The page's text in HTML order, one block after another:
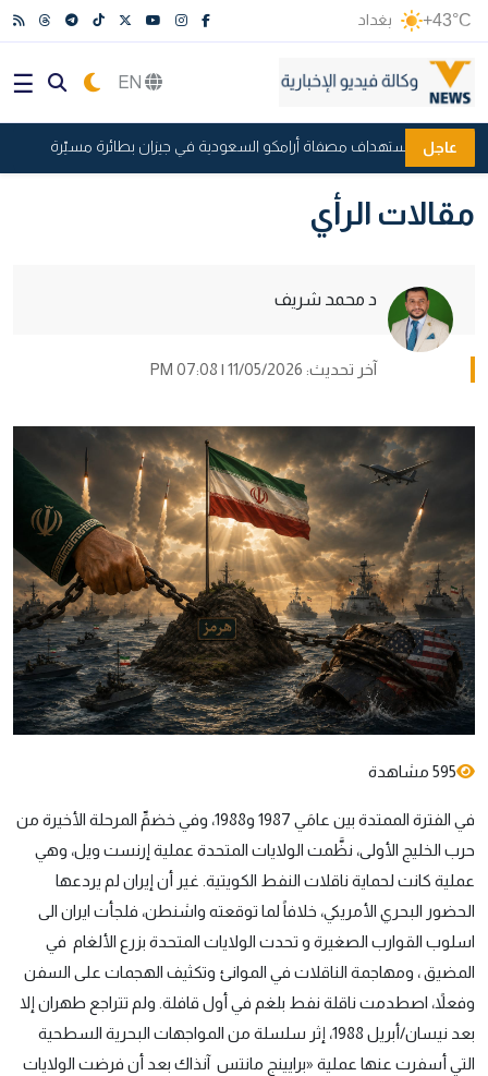
+43°C بغداد
عاجل
تعلن استهداف مصفاة أرامكو السعودية في جيزان بطائرة مسيّرة
مقالات الرأي
د محمد شريف
آخر تحديث: 11/05/2026 | 07:08 PM
595 مشاهدة
في الفترة الممتدة بين عامَي 1987 و1988، وفي خضمِّ المرحلة الأخيرة من
حرب الخليج الأولى، نظَّمت الولايات المتحدة عملية إرنست ويل، وهي
عملية كانت لحماية ناقلات النفط الكويتية. غير أن إيران لم يردعها
الحضور البحري الأمريكي، خلافاً لما توقعته واشنطن، فلجأت ايران الى
اسلوب القوارب الصغيرة و تحدت الولايات المتحدة بزرع الألغام في
المضيق ، ومهاجمة الناقلات في الموانئ وتكثيف الهجمات على السفن
وفعلاً، اصطدمت ناقلة نفط بلغم في أول قافلة. ولم تتراجع طهران إلا
بعد نيسان/أبريل 1988، إثر سلسلة من المواجهات البحرية السطحية
التي أسفرت عنها عملية «برايينج مانتس آنذاك بعد أن فرضت الولايات